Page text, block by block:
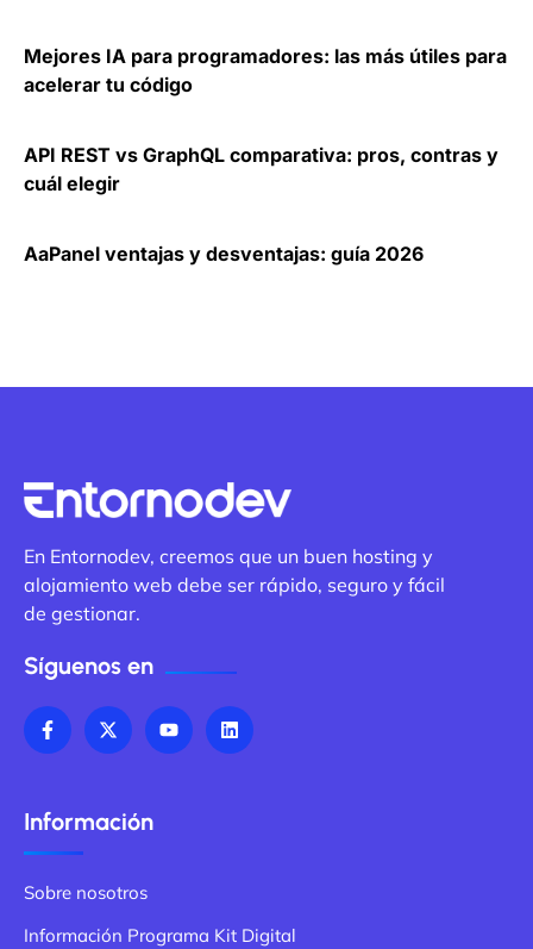
Mejores IA para programadores: las más útiles para
acelerar tu código
API REST vs GraphQL comparativa: pros, contras y
cuál elegir
AaPanel ventajas y desventajas: guía 2026
En Entornodev, creemos que un buen hosting y
alojamiento web debe ser rápido, seguro y fácil
de gestionar.
Síguenos en
Información
Sobre nosotros
Información Programa Kit Digital